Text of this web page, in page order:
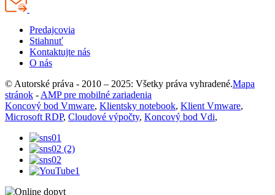
Predajcovia
Stiahnuť
Kontaktujte nás
O nás
© Autorské práva - 2010 – 2025: Všetky práva vyhradené.Mapa
stránok - AMP pre mobilné zariadenia
Koncový bod Vmware, Klientsky notebook, Klient Vmware,
Microsoft RDP, Cloudové výpočty, Koncový bod Vdi,